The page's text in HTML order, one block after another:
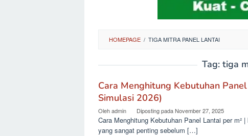
HOMEPAGE / TIGA MITRA PANEL LANTAI
Tag: tiga
Cara Menghitung Kebutuhan
Simulasi 2026)
Olehadmin Diposting padaNovember 27, 2025
Cara Menghitung Kebutuhan Panel Lantai per m²
yang sangat penting sebelum […]